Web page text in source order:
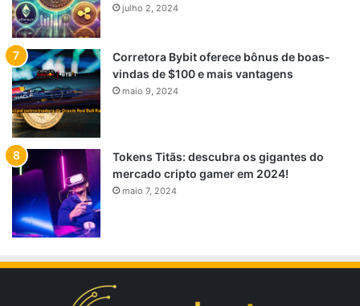
julho 2, 2024
Corretora Bybit oferece bônus de boas-
vindas de $100 e mais vantagens
maio 9, 2024
Tokens Titãs: descubra os gigantes do
mercado cripto gamer em 2024!
maio 7, 2024